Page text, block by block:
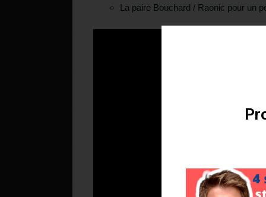
La paire Bouchard / Raonic pour un